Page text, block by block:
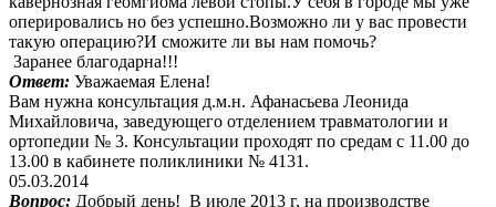
оперировались но без успешно.Возможно ли у вас провести
такую операцию?И сможите ли вы нам помочь?
Заранее благодарна!!!
Ответ: Уважаемая Елена!
Вам нужна консультация д.м.н. Афанасьева Леонида
Михайловича, заведующего отделением травматологии и
ортопедии № 3. Консультации проходят по средам с 11.00 до
13.00 в кабинете поликлиники № 4131.
05.03.2014
Вопрос: Добрый день! В июле 2013 г, на производстве